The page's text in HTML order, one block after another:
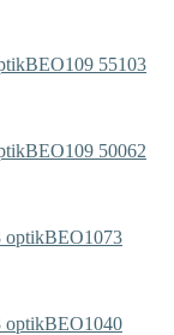
BEO109 55103
BEO109 50062
BEO1073
BEO1040